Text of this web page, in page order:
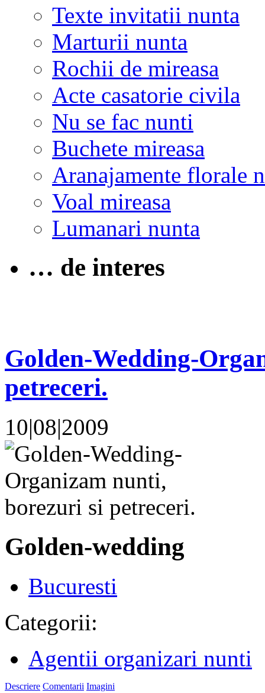
Texte invitatii nunta
Marturii nunta
Rochii de mireasa
Acte casatorie civila
Nu se fac nunti
Buchete mireasa
Aranajamente florale
Voal mireasa
Lumanari nunta
… de interes
Golden-Wedding-
petreceri.
10|08|2009
Golden-wedding
Bucuresti
Categorii:
Agentii organizari nunti
Descriere Comentarii Imagini